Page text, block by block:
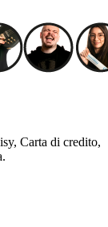
Carta di credito,